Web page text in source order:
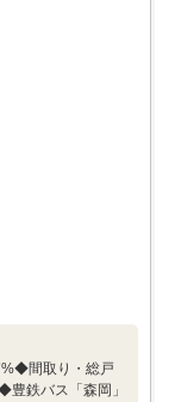
間取り・総戸
鉄バス「森岡」